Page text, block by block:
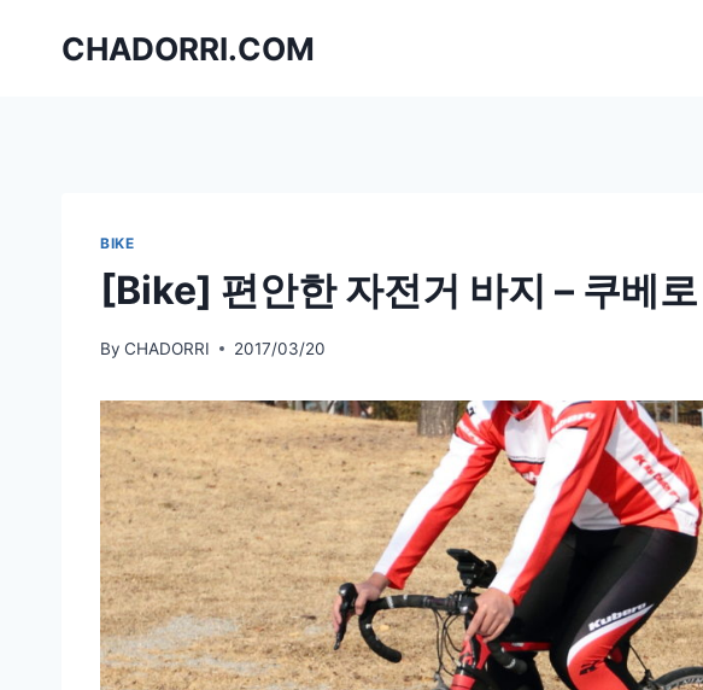
CHADORRI.COM
BIKE
[Bike] 편안한 자전거 바지 – 쿠베
By CHADORRI 2017/03/20